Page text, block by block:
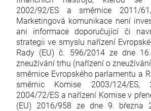
2002/92/ES a směrnice 2011/
Marketingová komunikace není
ani informace doporučující či
strategii ve smyslu nařízení
Rady (EU) č. 596/2014 ze dne
zneužívání trhu (nařízení o
směrnice Evropského parlamentu a
směrnic Komise 2003/124/ES,
2004/72/ES a nařízení Komise v
(EU) 2016/958 ze dne 9. března